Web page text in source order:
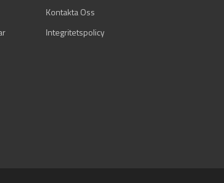
Kontakta Oss
Integritetspolicy